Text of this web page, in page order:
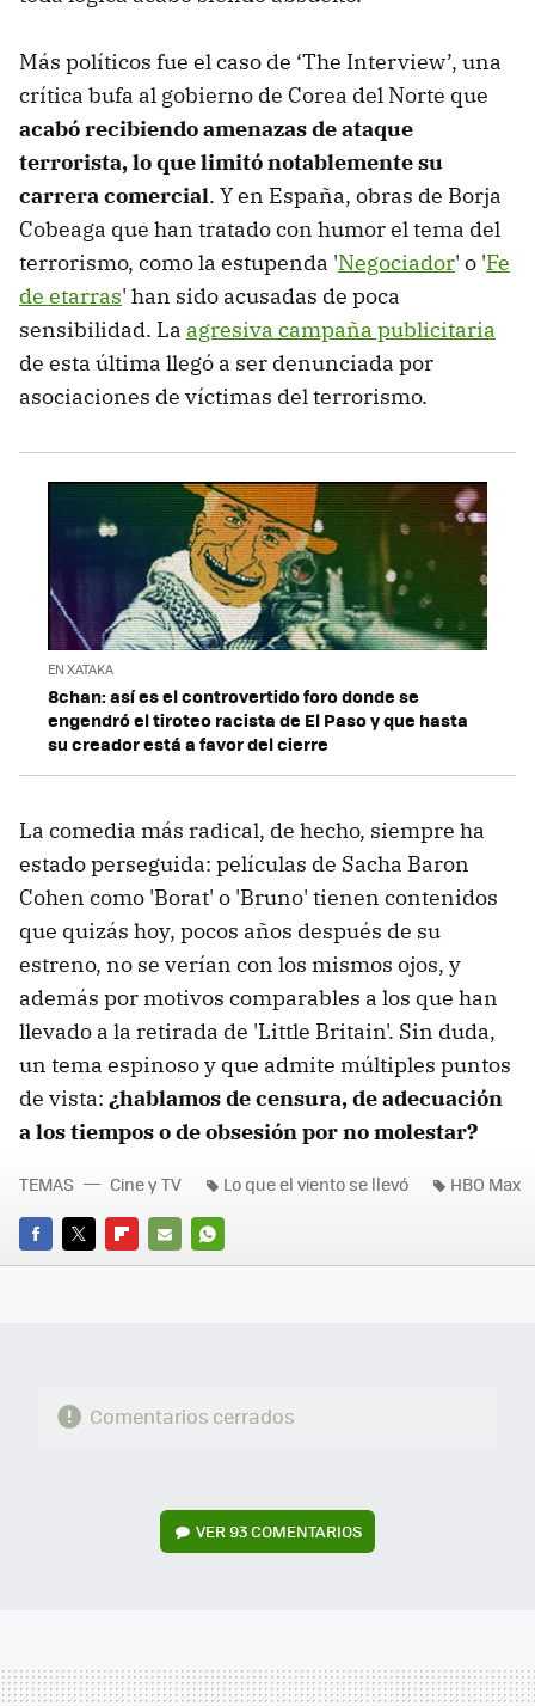
Más políticos fue el caso de ‘The Interview’, una
crítica bufa al gobierno de Corea del Norte que
acabó recibiendo amenazas de ataque
terrorista, lo que limitó notablemente su
carrera comercial. Y en España, obras de Borja
Cobeaga que han tratado con humor el tema del
terrorismo, como la estupenda 'Negociador' o 'Fe
de etarras' han sido acusadas de poca
sensibilidad. La agresiva campaña publicitaria
de esta última llegó a ser denunciada por
asociaciones de víctimas del terrorismo.
EN XATAKA
8chan: así es el controvertido foro donde se
engendró el tiroteo racista de El Paso y que hasta
su creador está a favor del cierre
La comedia más radical, de hecho, siempre ha
estado perseguida: películas de Sacha Baron
Cohen como 'Borat' o 'Bruno' tienen contenidos
que quizás hoy, pocos años después de su
estreno, no se verían con los mismos ojos, y
además por motivos comparables a los que han
llevado a la retirada de 'Little Britain'. Sin duda,
un tema espinoso y que admite múltiples puntos
de vista: ¿hablamos de censura, de adecuación
a los tiempos o de obsesión por no molestar?
FACEBOOK
TWITTERFLIPBOARD
E-
WHATSAPP
TEMAS Cine y TV Lo que el viento se llevó HBO Max
Comentarios cerrados
VER93 COMENTARIOS